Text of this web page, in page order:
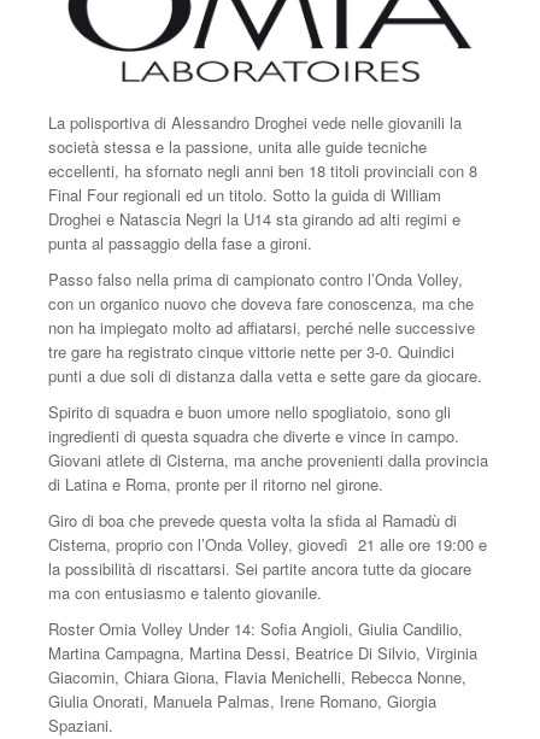
La polisportiva di Alessandro Droghei vede nelle giovanili la
società stessa e la passione, unita alle guide tecniche
eccellenti, ha sfornato negli anni ben 18 titoli provinciali con 8
Final Four regionali ed un titolo. Sotto la guida di William
Droghei e Natascia Negri la U14 sta girando ad alti regimi e
punta al passaggio della fase a gironi.
Passo falso nella prima di campionato contro l’Onda Volley,
con un organico nuovo che doveva fare conoscenza, ma che
non ha impiegato molto ad affiatarsi, perché nelle successive
tre gare ha registrato cinque vittorie nette per 3-0. Quindici
punti a due soli di distanza dalla vetta e sette gare da giocare.
Spirito di squadra e buon umore nello spogliatoio, sono gli
ingredienti di questa squadra che diverte e vince in campo.
Giovani atlete di Cisterna, ma anche provenienti dalla provincia
di Latina e Roma, pronte per il ritorno nel girone.
Giro di boa che prevede questa volta la sfida al Ramadù di
Cisterna, proprio con l’Onda Volley, giovedì 21 alle ore 19:00 e
la possibilità di riscattarsi. Sei partite ancora tutte da giocare
ma con entusiasmo e talento giovanile.
Roster Omia Volley Under 14: Sofia Angioli, Giulia Candilio,
Martina Campagna, Martina Dessi, Beatrice Di Silvio, Virginia
Giacomin, Chiara Giona, Flavia Menichelli, Rebecca Nonne,
Giulia Onorati, Manuela Palmas, Irene Romano, Giorgia
Spaziani.